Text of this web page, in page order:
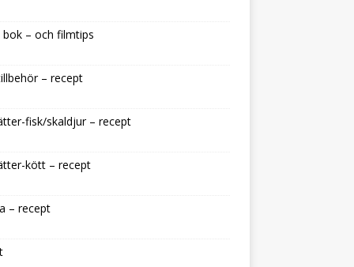
bok – och filmtips
– recept
fisk/skaldjur – recept
kött – recept
– recept